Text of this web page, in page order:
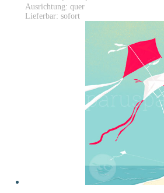
Ausrichtung: quer
Lieferbar: sofort